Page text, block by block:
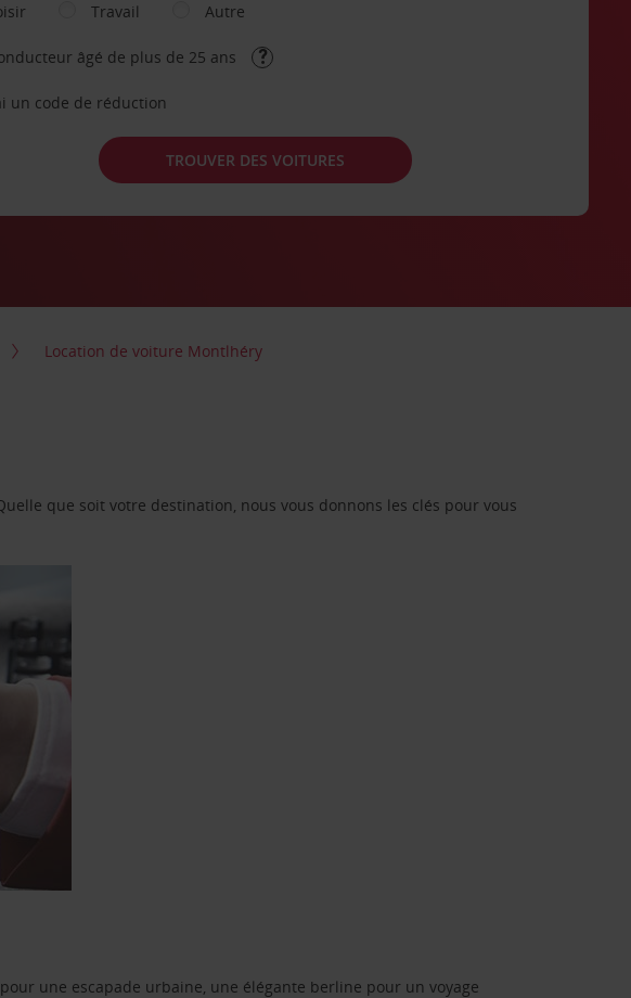
Travail Autre
âgé de plus de 25 ans
un code de réduction
TROUVER DES VOITURES
Location de voiture Montlhéry
que soit votre destination, nous vous donnons les clés pour vous
une escapade urbaine, une élégante berline pour un voyage